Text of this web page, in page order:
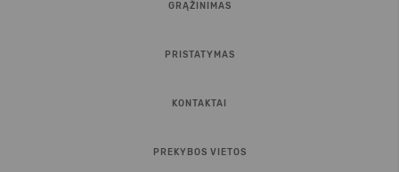
GRĄŽINIMAS
PRISTATYMAS
KONTAKTAI
PREKYBOS VIETOS